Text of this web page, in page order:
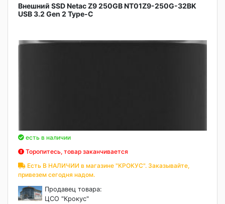
Внешний SSD Netac Z9 250GB NT01Z9-250G-32BK
USB 3.2 Gen 2 Type-C
есть в наличии
Торопитесь, товар заканчивается
Есть В НАЛИЧИИ в магазине "КРОКУС". Заказывайте,
привезем сегодня надом.
Продавец товара:
ЦСО "Крокус"